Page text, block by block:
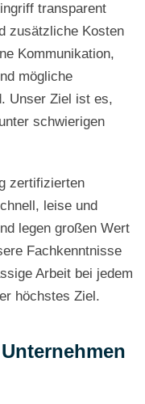
transparent
zusätzliche Kosten
Kommunikation,
mögliche
Unser Ziel ist es,
schwierigen
zertifizierten
leise und
legen großen Wert
Fachkenntnisse
Arbeit bei jedem
höchstes Ziel.